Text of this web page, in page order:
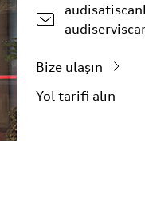
Bize ulaşın
Yol tarifi alın